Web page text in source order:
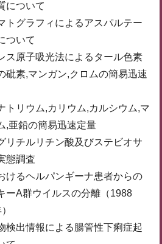
について
トグラフィによるアスパルテー
ついて
ス原子吸光法によるタール色素
砒素,マンガン,クロムの簡易迅速
トリウム,カリウム,カルシウム,マ
,亜鉛の簡易迅速定量
リチルリチン酸及びステビオサ
態調査
けるヘルパンギーナ患者からの
ーA群ウイルスの分離（1988
検出情報による腸管性下痢症起